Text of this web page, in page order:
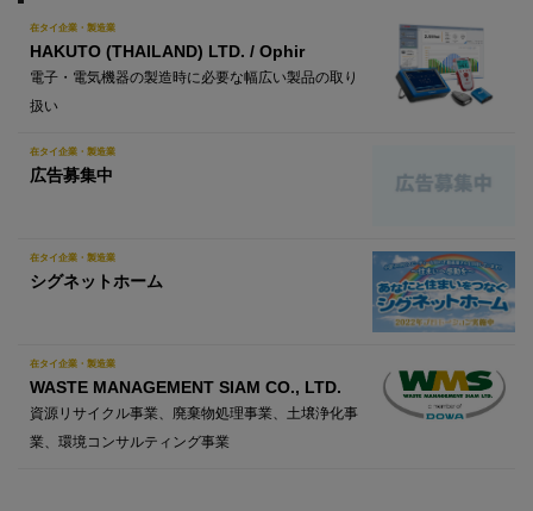
在タイ企業・製造業
HAKUTO (THAILAND) LTD. / Ophir
電子・電気機器の製造時に必要な幅広い製品の取り
扱い
在タイ企業・製造業
広告募集中
在タイ企業・製造業
シグネットホーム
在タイ企業・製造業
WASTE MANAGEMENT SIAM CO., LTD.
資源リサイクル事業、廃棄物処理事業、土壌浄化事
業、環境コンサルティング事業